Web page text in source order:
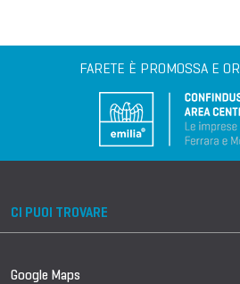
FARETE È PROMOSSA E
CI PUOI TROVARE
Google Maps